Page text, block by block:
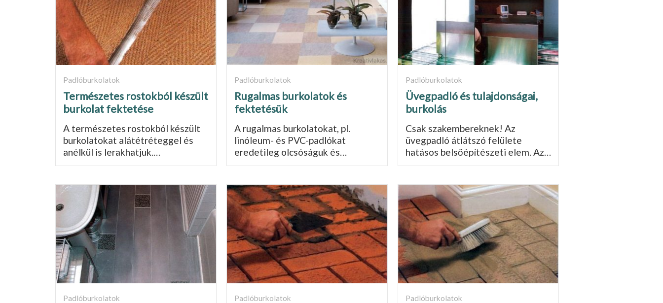
Padlóburkolatok
Természetes rostokból készült
burkolat fektetése
A természetes rostokból készült
burkolatokat alátétré­teggel és
anélkül is lerakhatjuk.…
Padlóburkolatok
Rugalmas burkolatok és
fektetésük
A rugalmas burkolatokat, pl.
linóleum- és PVC-padlókat
eredetileg olcsóságuk és…
Padlóburkolatok
Üvegpadló és tulajdonságai,
burkolás
Csak szakembereknek! Az
üvegpadló átlátszó felülete
hatásos belsőépítészeti elem. Az…
Padlóburkolatok Padlóburkolatok Padlóburkolatok